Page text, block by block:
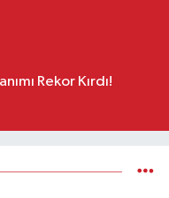
Rekor Kırdı!